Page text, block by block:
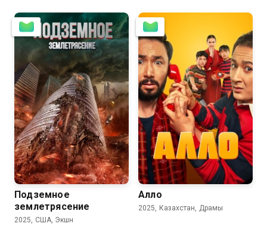
3.2
Подземное
землетрясение
2025, США, Экшн
Алло
2025, Казахстан, Драмы